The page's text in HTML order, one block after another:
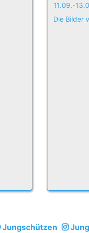
11.09.-
Die Bilder
Jungschützen